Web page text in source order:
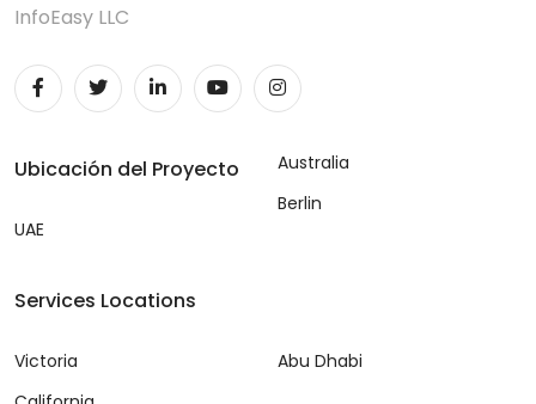
InfoEasy LLC
Ubicación del Proyecto
UAE
Australia
Berlin
Services Locations
Victoria
Abu Dhabi